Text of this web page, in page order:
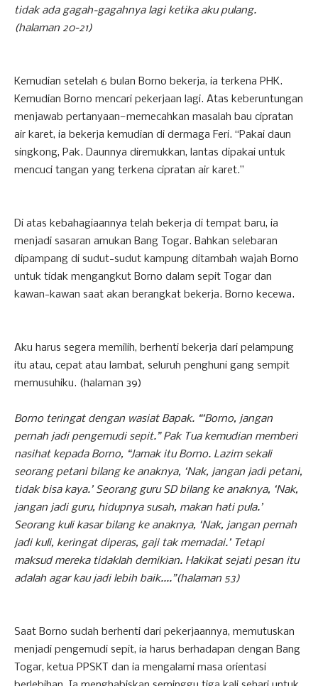
tidak ada gagah-gagahnya lagi ketika aku pulang.
(halaman 20-21)
Kemudian setelah 6 bulan Borno bekerja, ia terkena PHK.
Kemudian Borno mencari pekerjaan lagi. Atas keberuntungan
menjawab pertanyaan—memecahkan masalah bau cipratan
air karet, ia bekerja kemudian di dermaga Feri. “Pakai daun
singkong, Pak. Daunnya diremukkan, lantas dipakai untuk
mencuci tangan yang terkena cipratan air karet.”
Di atas kebahagiaannya telah bekerja di tempat baru, ia
menjadi sasaran amukan Bang Togar. Bahkan selebaran
dipampang di sudut-sudut kampung ditambah wajah Borno
untuk tidak mengangkut Borno dalam sepit Togar dan
kawan-kawan saat akan berangkat bekerja. Borno kecewa.
Aku harus segera memilih, berhenti bekerja dari pelampung
itu atau, cepat atau lambat, seluruh penghuni gang sempit
memusuhiku. (halaman 39)
Borno teringat dengan wasiat Bapak. “‘Borno, jangan
pernah jadi pengemudi sepit.” Pak Tua kemudian memberi
nasihat kepada Borno, “Jamak itu Borno. Lazim sekali
seorang petani bilang ke anaknya, ‘Nak, jangan jadi petani,
tidak bisa kaya.’ Seorang guru SD bilang ke anaknya, ‘Nak,
jangan jadi guru, hidupnya susah, makan hati pula.’
Seorang kuli kasar bilang ke anaknya, ‘Nak, jangan pernah
jadi kuli, keringat diperas, gaji tak memadai.’ Tetapi
maksud mereka tidaklah demikian. Hakikat sejati pesan itu
adalah agar kau jadi lebih baik....”(halaman 53)
Saat Borno sudah berhenti dari pekerjaannya, memutuskan
menjadi pengemudi sepit, ia harus berhadapan dengan Bang
Togar, ketua PPSKT dan ia mengalami masa orientasi